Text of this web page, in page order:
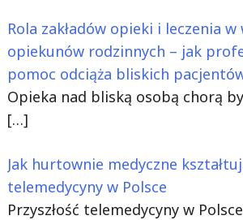
Rola zakładów opieki i leczenia w
opiekunów rodzinnych – jak
pomoc odciąża bliskich
Opieka nad bliską osobą chorą
[…]
Jak hurtownie medyczne
telemedycyny w Polsce
Przyszłość telemedycyny w